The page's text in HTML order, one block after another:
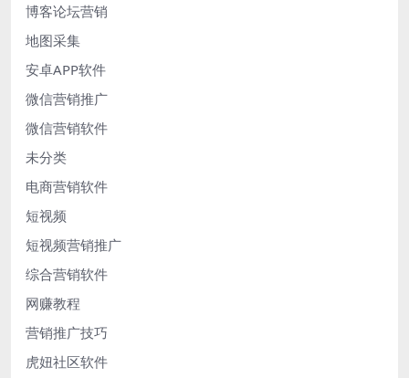
博客论坛营销
地图采集
安卓APP软件
微信营销推广
微信营销软件
未分类
电商营销软件
短视频
短视频营销推广
综合营销软件
网赚教程
营销推广技巧
虎妞社区软件